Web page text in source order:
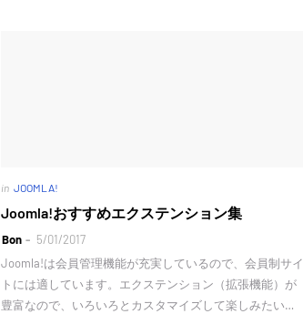
in JOOMLA!
Joomla!おすすめエクステンション集
Bon
5/01/2017
Joomla!は会員管理機能が充実しているので、会員制サイ
トには適しています。エクステンション（拡張機能）が
豊富なので、いろいろとカスタマイズして楽しみたい…